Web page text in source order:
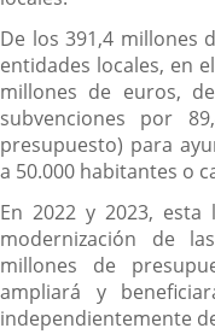
De los 391,4 millones
entidades locales, en
millones de euros,
subvenciones por
presupuesto) para
a 50.000 habitantes o
En 2022 y 2023,
modernización de
millones de
ampliará y
independientemente